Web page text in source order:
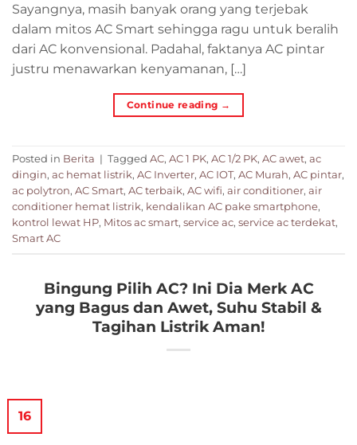
Sayangnya, masih banyak orang yang terjebak
dalam mitos AC Smart sehingga ragu untuk beralih
dari AC konvensional. Padahal, faktanya AC pintar
justru menawarkan kenyamanan, […]
Continue reading →
Posted in Berita | Tagged AC, AC 1 PK, AC 1/2 PK, AC awet, ac
dingin, ac hemat listrik, AC Inverter, AC IOT, AC Murah, AC pintar,
ac polytron, AC Smart, AC terbaik, AC wifi, air conditioner, air
conditioner hemat listrik, kendalikan AC pake smartphone,
kontrol lewat HP, Mitos ac smart, service ac, service ac terdekat,
Smart AC
Bingung Pilih AC? Ini Dia Merk AC
yang Bagus dan Awet, Suhu Stabil &
Tagihan Listrik Aman!
16